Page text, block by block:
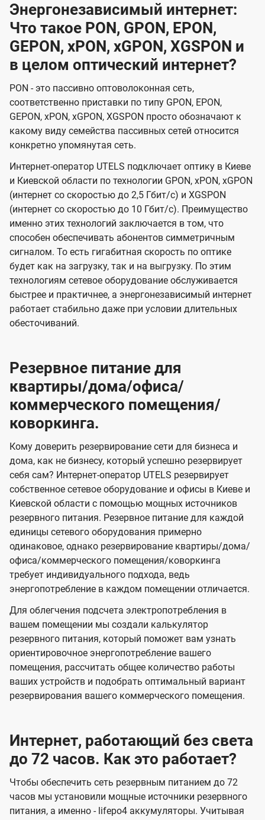
Энергонезависимый интернет:
Что такое PON, GPON, EPON,
GEPON, xPON, xGPON, XGSPON и
в целом оптический интернет?
PON - это пассивно оптоволоконная сеть,
соответственно приставки по типу GPON, EPON,
GEPON, xPON, xGPON, XGSPON просто обозначают к
какому виду семейства пассивных сетей относится
конкретно упомянутая сеть.
Интернет-оператор UTELS подключает оптику в Киеве
и Киевской области по технологии GPON, xPON, xGPON
(интернет со скоростью до 2,5 Гбит/с) и XGSPON
(интернет со скоростью до 10 Гбит/с). Преимущество
именно этих технологий заключается в том, что
способен обеспечивать абонентов симметричным
сигналом. То есть гигабитная скорость по оптике
будет как на загрузку, так и на выгрузку. По этим
технологиям сетевое оборудование обслуживается
быстрее и практичнее, а энергонезависимый интернет
работает стабильно даже при условии длительных
обесточиваний.
Резервное питание для
квартиры/дома/офиса/
коммерческого помещения/
коворкинга.
Кому доверить резервирование сети для бизнеса и
дома, как не бизнесу, который успешно резервирует
себя сам? Интернет-оператор UTELS резервирует
собственное сетевое оборудование и офисы в Киеве и
Киевской области с помощью мощных источников
резервного питания. Резервное питание для каждой
единицы сетевого оборудования примерно
одинаковое, однако резервирование квартиры/дома/
офиса/коммерческого помещения/коворкинга
требует индивидуального подхода, ведь
энергопотребление в каждом помещении отличается.
Для облегчения подсчета электропотребления в
вашем помещении мы создали калькулятор
резервного питания, который поможет вам узнать
ориентировочное энергопотребление вашего
помещения, рассчитать общее количество работы
ваших устройств и подобрать оптимальный вариант
резервирования вашего коммерческого помещения.
Интернет, работающий без света
до 72 часов. Как это работает?
Чтобы обеспечить сеть резервным питанием до 72
часов мы установили мощные источники резервного
питания, а именно - lifepo4 аккумуляторы. Учитывая